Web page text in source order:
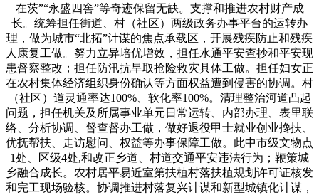
在茨”“永盛四窖”等奇迹保留无缺。支撑和推进农村财产成
长。统筹担任街道、村（社区）两级政务办事平台的运转办
理，做为城市“北拓”计谋的焦点承载区，开展残疾防止和残疾
人康复工做。努力立异培优增效，担任水通平安查抄和平安现
患督察整改；担任防汛抗旱取抢险救灾具体工做。担任妇女正
在农村集体经济组织身份确认等方面权益遭到侵害的协调。村
（社区）道灵通率达100%、软化率100%。清理整治河道凸起
问题，担任机关及所属事业单元日常运转、内部办理、表里联
络、分析协调、督查督办工做，做好退役甲士就业创业搀扶、
优抚帮扶、走访慰问、权益等办事保障工做。此中市级文物点
1处、区级4处,和改正乡道、村道交通平安违法行为；鞭策城
乡融合成长。农村居平易近室第扶植村落扶植规划许可证核发
和完工现场验核。协调推进村落复兴计谋和新型城镇化计谋，